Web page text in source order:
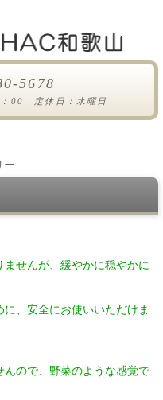
5678
00 定休日：水曜日
ー
せんが、緩やかに穏やかに
、安全にお使いいただけま
ので、野菜のような感覚で